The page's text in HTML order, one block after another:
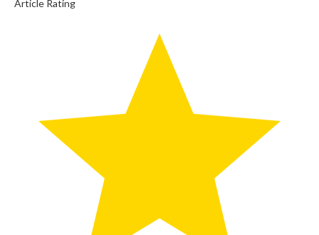
Article Rating